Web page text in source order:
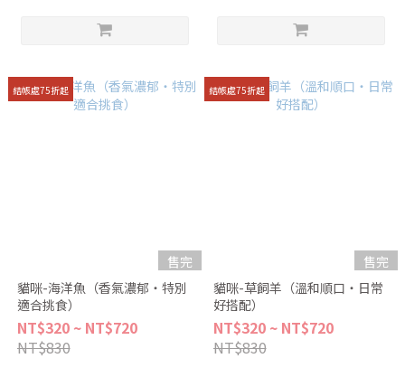
結帳處75折起
售完
貓咪-海洋魚（香氣濃郁・特別
適合挑食）
NT$320 ~ NT$720
NT$830
結帳處75折起
售完
貓咪-草飼羊（溫和順口・日常
好搭配）
NT$320 ~ NT$720
NT$830